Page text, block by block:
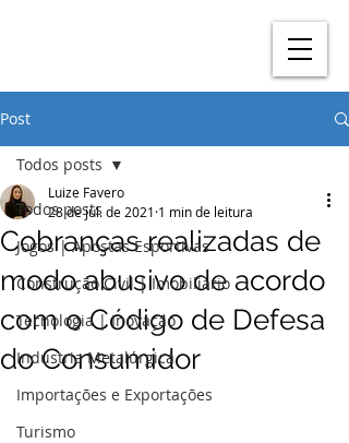
Post
Todos posts
Jogos | Apostas Esportivas
Construção Civil | Imobiliário
Tecnologia | Inovação
Indústria Metalúrgica
Importações e Exportações
Turismo
Todos posts
Cobranças realizadas de
modo abusivo de acordo
com o Código de Defesa
do Consumidor
Luize Favero
28 de jul. de 2021 1 min de leitura